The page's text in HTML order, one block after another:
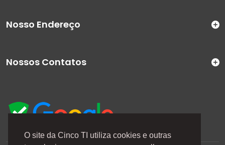
O site da Cinco TI utiliza cookies e outras
Nosso Endereço
Nossos Contatos